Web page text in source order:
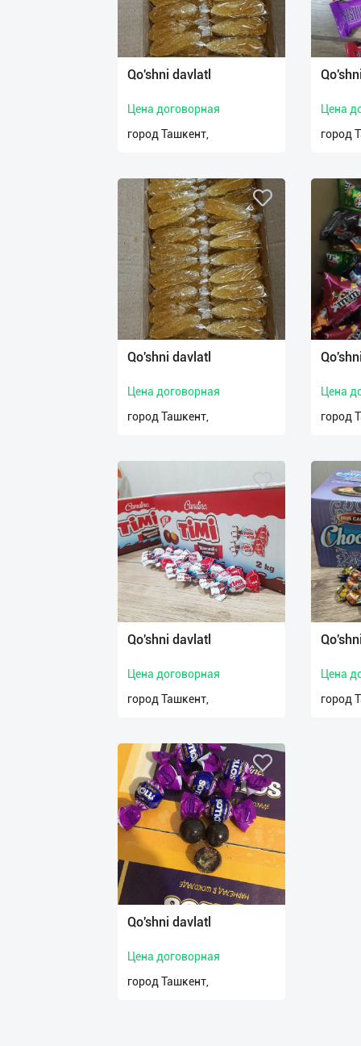
Qo'shni davlatl
Цена договорная
город Ташкент,
Цена
город
Qo'shni davlatl
Цена договорная
город Ташкент,
Цена
город
Qo'shni davlatl
Цена договорная
город Ташкент,
Цена
город
Qo'shni davlatl
Цена договорная
город Ташкент,